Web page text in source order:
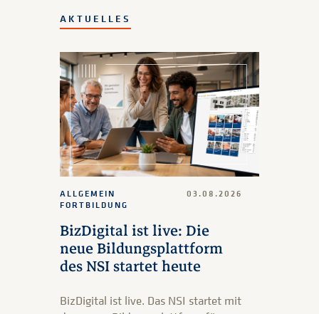
AKTUELLES
BizDigital ist live: Die
neue Bildungsplattform
des NSI startet heute
ALLGEMEIN
FORTBILDUNG
03.08.2026
BizDigital ist live. Das NSI startet mit